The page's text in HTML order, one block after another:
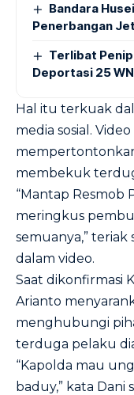
Bandara
Penerbangan
Terlibat
Deportasi 25
Hal itu terkuak
media sosial.
membekuk
“Mantap Resmob
meringkus
semuanya,” teriak
dalam video.
Saat dikonfirmasi
Arianto
menghubungi
terduga pelaku
“Kapolda mau
baduy,” kata Dani